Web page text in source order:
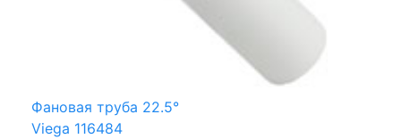
Фановая труба 22.5°
Viega 116484